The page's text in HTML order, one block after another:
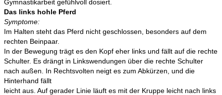
Gymnastikarbeit gefühlvoll dosiert.
Das links hohle Pferd
Symptome:
Im Halten steht das Pferd nicht geschlossen, besonders auf dem
rechten Beinpaar.
In der Bewegung trägt es den Kopf eher links und fällt auf die rechte
Schulter. Es drängt in Linkswendungen über die rechte Schulter
nach außen. In Rechtsvolten neigt es zum Abkürzen, und die
Hinterhand fällt
leicht aus. Auf gerader Linie läuft es mit der Kruppe leicht nach links